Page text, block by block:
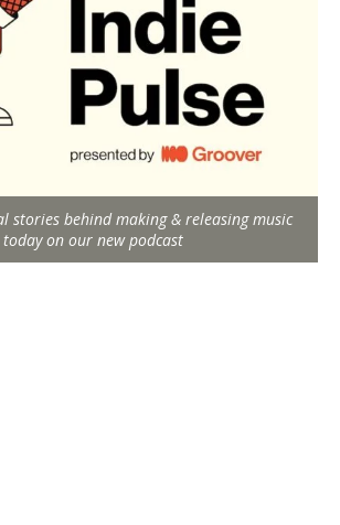
stories behind making & releasing music
today on our new podcast